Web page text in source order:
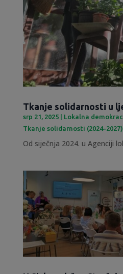
Tkanje solidarnosti u
srp 21, 2025| Lokalna
Tkanje solidarnosti (2024-2027)
Od siječnja 2024. u Agenciji